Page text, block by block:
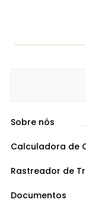
Sobre nós
Calculadora de
Rastreador de
Documentos